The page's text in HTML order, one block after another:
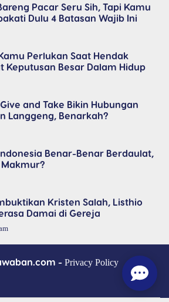
Pacar Seru Sih, Tapi Kamu
Dulu 4 Batasan Wajib Ini
Perlukan Saat Hendak
Keputusan Besar Dalam Hidup
and Take Bikin Hubungan
Langgeng, Benarkah?
Benar-Benar Berdaulat,
Kristen Salah, Listhio
Damai di Gereja
- Privacy Policy